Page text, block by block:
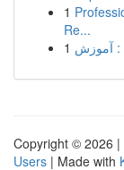
1
Re...
1
Copyright © 2026 |
Users | Made with